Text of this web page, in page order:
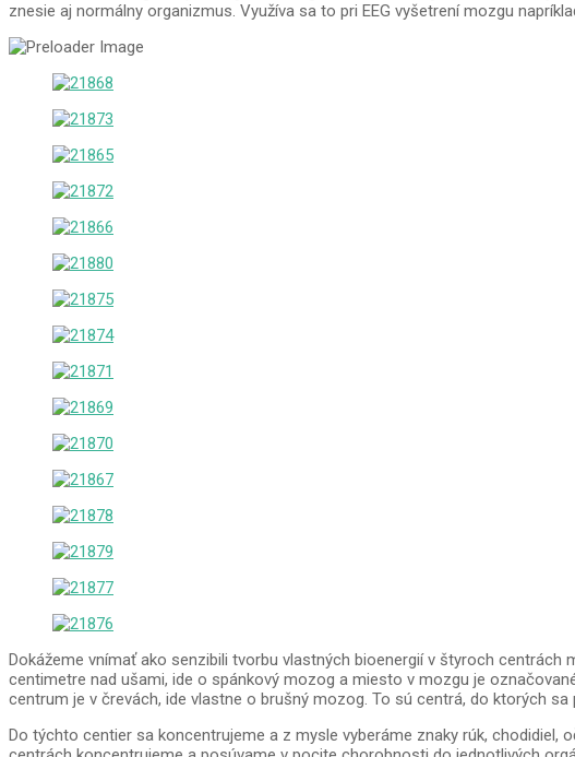
znesie aj normálny organizmus. Využíva sa to pri EEG vyšetrení mozgu
Dokážeme vnímať ako senzibili tvorbu vlastných bioenergií v štyroch
centimetre nad ušami, ide o spánkový mozog a miesto v mozgu je
centrum je v črevách, ide vlastne o brušný mozog. To sú centrá, do ktorých
Do týchto centier sa koncentrujeme a z mysle vyberáme znaky rúk,